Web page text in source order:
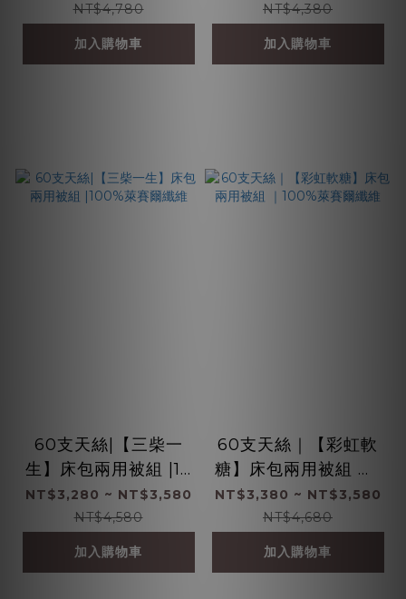
NT$4,780
加入購物車
NT$4,380
加入購物車
60支天絲|【三柴一
生】床包兩用被組 |10
0%萊賽爾纖維
NT$3,280 ~ NT$3,580
NT$4,580
加入購物車
60支天絲｜【彩虹軟
糖】床包兩用被組 ｜1
00%萊賽爾纖維
NT$3,380 ~ NT$3,580
NT$4,680
加入購物車